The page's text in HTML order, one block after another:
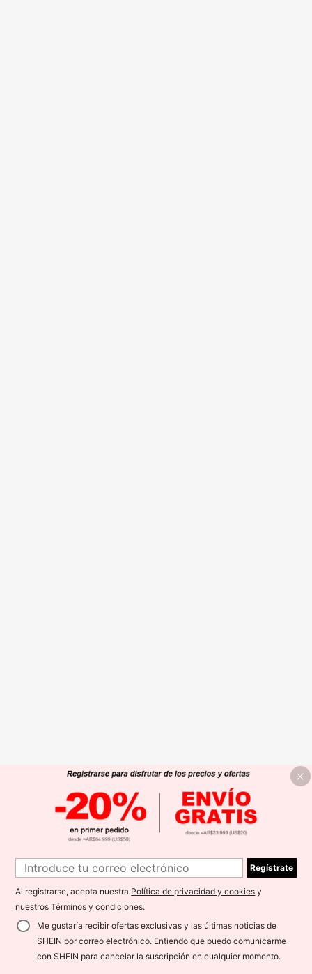
Regístrate
Al registrarse, acepta nuestra Política de privacidad y cookies y
nuestrosTérminos y condiciones.
Me gustaría recibir ofertas exclusivas y las últimas noticias de
SHEIN por correo electrónico. Entiendo que puedo comunicarme
con SHEIN para cancelar la suscripción en cualquier momento.